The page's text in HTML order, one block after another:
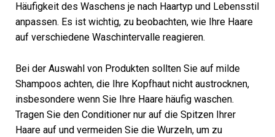
Häufigkeit des Waschens je nach Haartyp und Lebensstil
anpassen. Es ist wichtig, zu beobachten, wie Ihre Haare
auf verschiedene Waschintervalle reagieren.
Bei der Auswahl von Produkten sollten Sie auf milde
Shampoos achten, die Ihre Kopfhaut nicht austrocknen,
insbesondere wenn Sie Ihre Haare häufig waschen.
Tragen Sie den Conditioner nur auf die Spitzen Ihrer
Haare auf und vermeiden Sie die Wurzeln, um zu